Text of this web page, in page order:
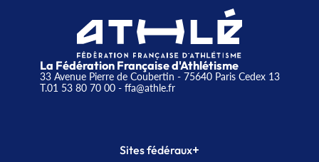
La Fédération Française d'Athlétisme
33 Avenue Pierre de Coubertin - 75640 Paris Cedex 13
T.01 53 80 70 00- ffa@athle.fr
Sites fédéraux+